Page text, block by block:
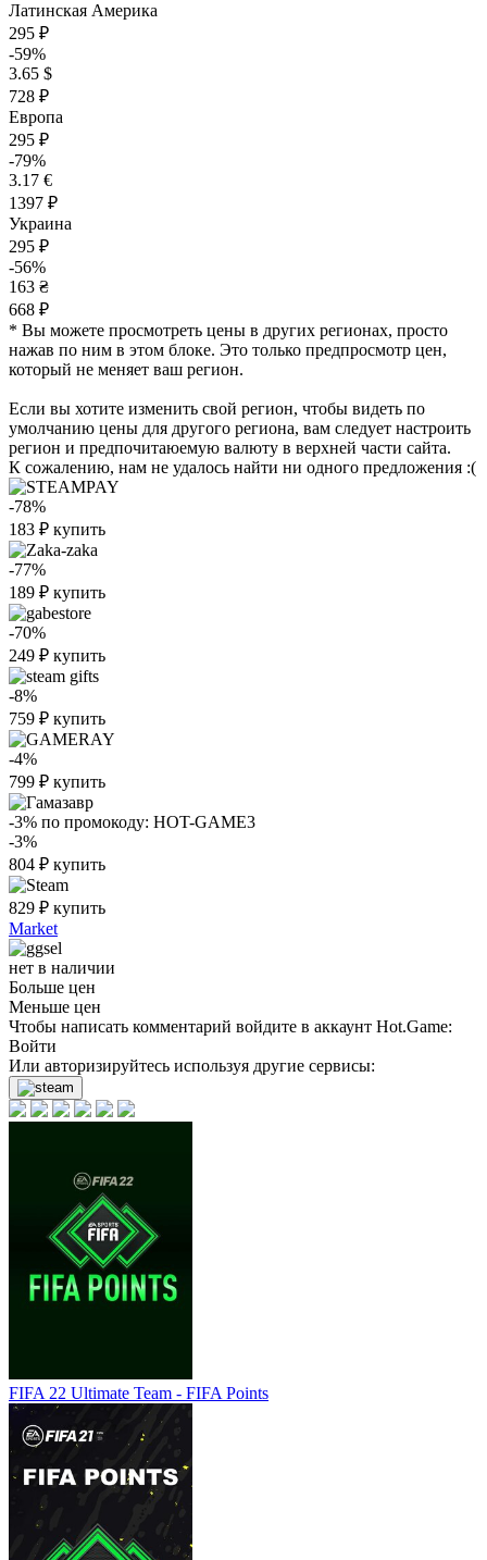
Латинская Америка
295 ₽
-59%
3.65 $
728 ₽
Европа
295 ₽
-79%
3.17 €
1397 ₽
Украина
295 ₽
-56%
163 ₴
668 ₽
* Вы можете просмотреть цены в других регионах, просто
нажав по ним в этом блоке. Это только предпросмотр цен,
который не меняет ваш регион.
Если вы хотите изменить свой регион, чтобы видеть по
умолчанию цены для другого региона, вам следует настроить
регион и предпочитаюемую валюту в верхней части сайта.
К сожалению, нам не удалось найти ни одного предложения :(
-78%
183 ₽ купить
-77%
189 ₽ купить
-70%
249 ₽ купить
-8%
759 ₽ купить
-4%
799 ₽ купить
-3% по промокоду: HOT-GAME3
-3%
804 ₽ купить
829 ₽ купить
Market
нет в наличии
Больше цен
Меньше цен
Чтобы написать комментарий войдите в аккаунт Hot.Game:
Войти
Или авторизируйтесь используя другие сервисы:
FIFA 22 Ultimate Team - FIFA Points